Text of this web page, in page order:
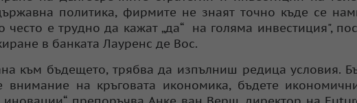
политика, фирмите не знаят точно къде се
е трудно да кажат „да“ на голяма инвестиция",
в банката Лауренс де Вос.
към бъдещето, трябва да изпълниш редица условия.
на кръговата икономика, бъдете